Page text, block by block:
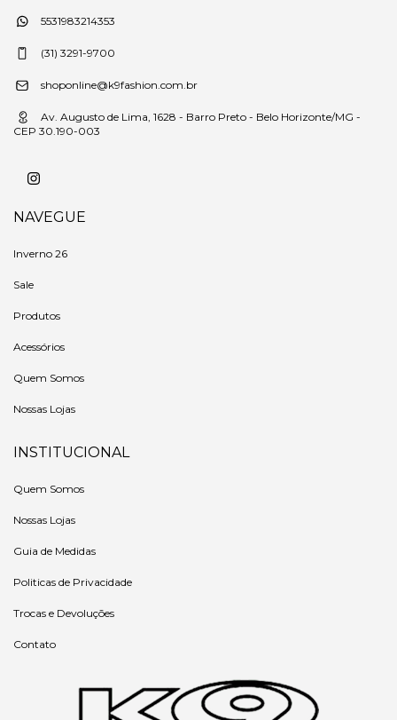
5531983214353
(31) 3291-9700
shoponline@k9fashion.com.br
Av. Augusto de Lima, 1628 - Barro Preto - Belo Horizonte/MG -
CEP 30.190-003
NAVEGUE
Inverno 26
Sale
Produtos
Acessórios
Quem Somos
Nossas Lojas
INSTITUCIONAL
Quem Somos
Nossas Lojas
Guia de Medidas
Politicas de Privacidade
Trocas e Devoluções
Contato